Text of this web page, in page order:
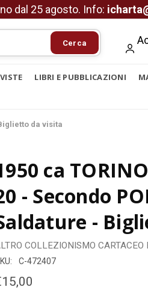
dal 25 agosto. Info:
Cerca
LIBRI E PUBBLICAZIONI
da visita
ca
- Secondo
-
COLLEZIONISMO CARTACEO
C-472407